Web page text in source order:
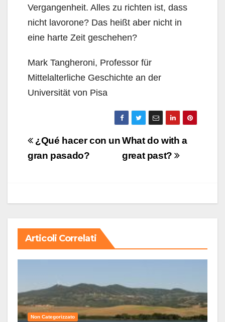
Vergangenheit. Alles zu richten ist, dass
nicht lavorone? Das heißt aber nicht in
eine harte Zeit geschehen?
Mark Tangheroni, Professor für
Mittelalterliche Geschichte an der
Universität von Pisa
Navigazione
articoli
What do with a
great past?
¿Qué hacer con un
gran pasado?
Articoli Correlati
Non Categorizzato